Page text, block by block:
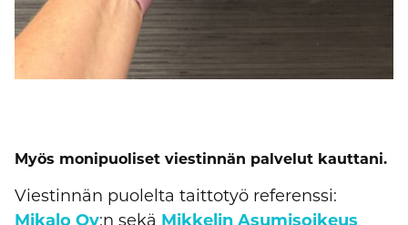
Myös monipuoliset viestinnän palvelut kauttani.
Viestinnän puolelta taittotyö referenssi:
Mikalo Oy:n sekä Mikkelin Asumisoikeus